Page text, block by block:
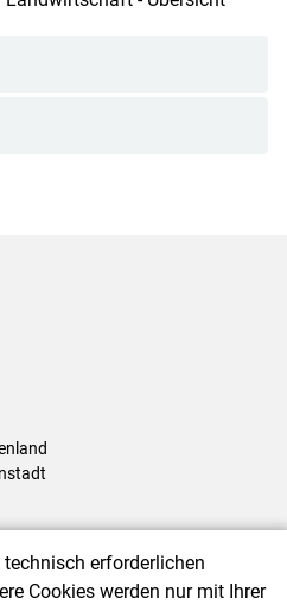
|Barrierefreiheit|
erforderlichen
Cookies werden nur mit Ihrer